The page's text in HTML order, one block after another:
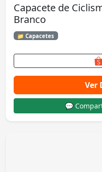
Capacete de
Branco
📁 Capacetes
Ver
💬